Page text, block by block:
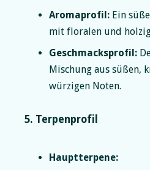
Aromaprofil: Ein
mit floralen und
Geschmacksprofil:
Mischung aus süßen,
würzigen Noten.
5. Terpenprofil
Hauptterpene: